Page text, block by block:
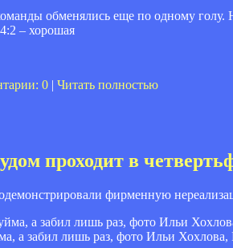
обменялись еще по одному
– хорошая
0 | Читать полностью
проходит в
фирменную
а забил лишь раз, фото Ильи Хохлова,